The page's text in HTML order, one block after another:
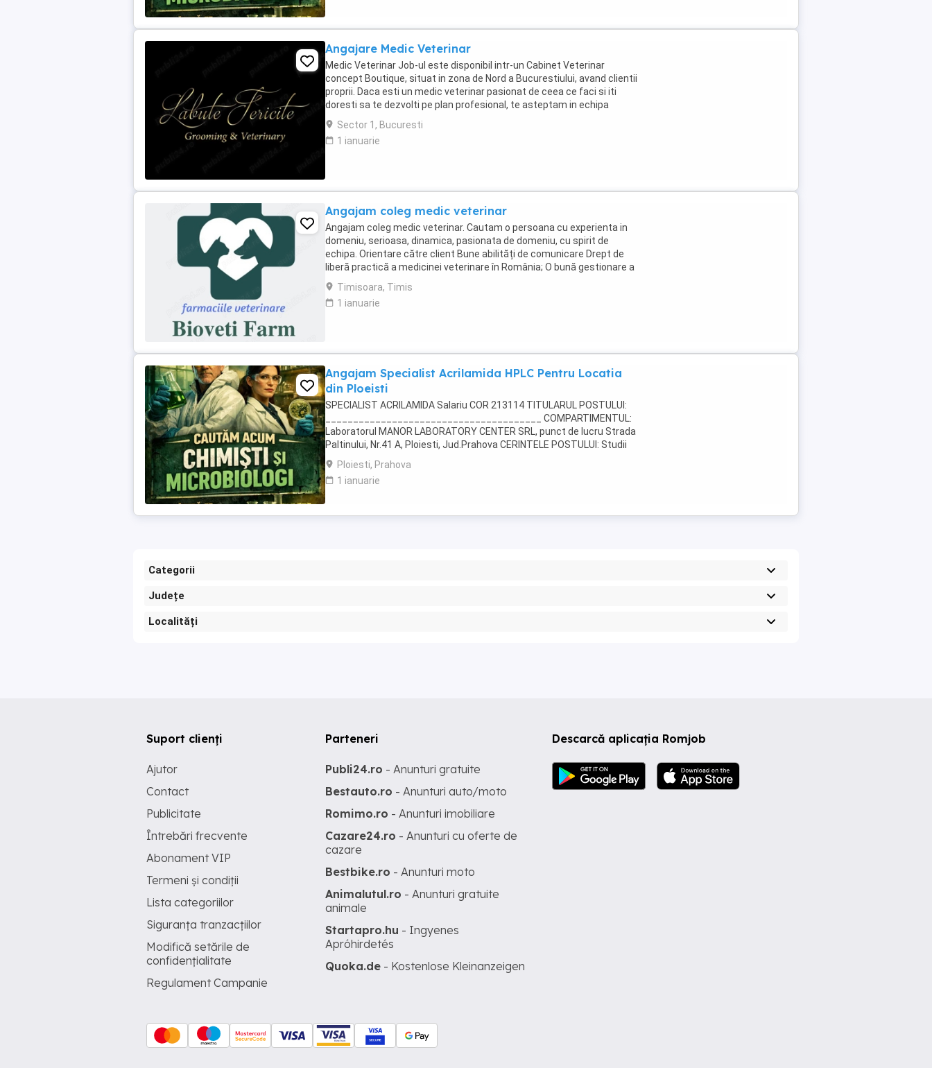
Angajare Medic Veterinar
Medic Veterinar Job-ul este disponibil intr-un Cabinet Veterinar
concept Boutique, situat in zona de Nord a Bucurestiului, avand clientii
proprii. Daca esti un medic veterinar pasionat de ceea ce faci si iti
doresti sa te dezvolti pe plan profesional, te asteptam in echipa
Labute Fericite. Poti fi si ...
Sector 1, Bucuresti
1 ianuarie
Angajam coleg medic veterinar
Angajam coleg medic veterinar. Cautam o persoana cu experienta in
domeniu, serioasa, dinamica, pasionata de domeniu, cu spirit de
echipa. Orientare către client Bune abilități de comunicare Drept de
liberă practică a medicinei veterinare în România; O bună gestionare a
timpului Abilitatea de a ...
Timisoara, Timis
1 ianuarie
Angajam Specialist Acrilamida HPLC Pentru Locatia
din Ploeisti
SPECIALIST ACRILAMIDA Salariu COR 213114 TITULARUL POSTULUI:
_______________________________________ COMPARTIMENTUL:
Laboratorul MANOR LABORATORY CENTER SRL, punct de lucru Strada
Paltinului, Nr.41 A, Ploiesti, Jud.Prahova CERINTELE POSTULUI: Studii
necesare : Studii liceale sau postliceale absolvite ...
Ploiesti, Prahova
1 ianuarie
Categorii
Județe
Localități
Descarcă aplicația Romjob
Suport clienți
Ajutor
Contact
Publicitate
Întrebări frecvente
Abonament VIP
Termeni și condiții
Lista categoriilor
Siguranța tranzacțiilor
Modifică setările de
confidențialitate
Regulament Campanie
Parteneri
Publi24.ro - Anunturi gratuite
Bestauto.ro - Anunturi auto/moto
Romimo.ro - Anunturi imobiliare
Cazare24.ro - Anunturi cu oferte de
cazare
Bestbike.ro - Anunturi moto
Animalutul.ro - Anunturi gratuite
animale
Startapro.hu - Ingyenes
Apróhirdetés
Quoka.de - Kostenlose Kleinanzeigen